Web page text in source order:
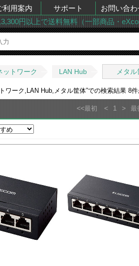
利用案内 サポート お問い合わ
円以上で送料無料（一部商品・
ットワーク LAN Hub メタ
ワーク,LAN Hub,メタル筐体”での検索結果 8件
<<最初 < 1 > 最